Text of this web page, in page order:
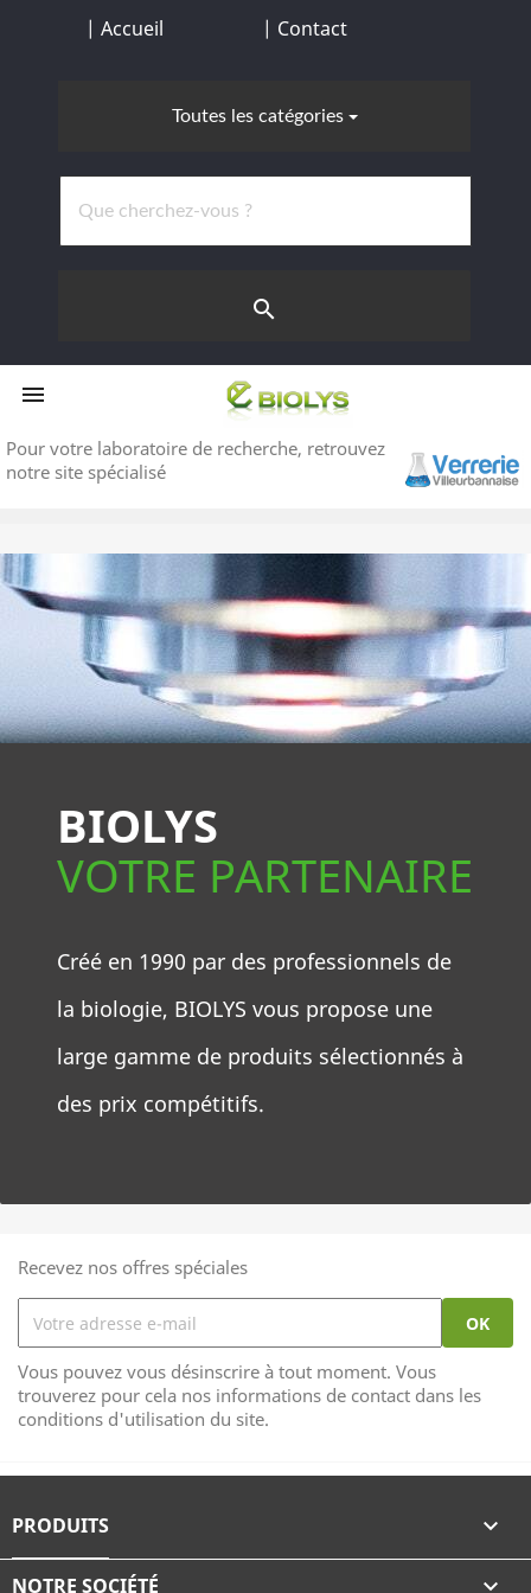
| Accueil | Contact
Toutes les catégories
search

Pour votre laboratoire de recherche, retrouvez
notre site spécialisé
BIOLYS
VOTRE PARTENAIRE
Créé en 1990 par des professionnels de
la biologie, BIOLYS vous propose une
large gamme de produits sélectionnés à
des prix compétitifs.
Recevez nos offres spéciales
Vous pouvez vous désinscrire à tout moment. Vous
trouverez pour cela nos informations de contact dans les
conditions d'utilisation du site.
PRODUITS 
NOTRE SOCIÉTÉ 